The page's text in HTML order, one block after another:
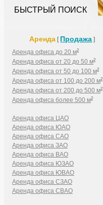
БЫСТРЫЙ ПОИСК
Аренда [ Продажа ]
Аренда офиса до 20 м2
Аренда офиса от 20 до 50 м2
Аренда офиса от 50 до 100 м2
Аренда офиса от 100 до 200 м2
Аренда офиса от 200 до 500 м2
Аренда офиса более 500 м2
Аренда офиса ЦАО
Аренда офиса ЮАО
Аренда офиса САО
Аренда офиса ЗАО
Аренда офиса ВАО
Аренда офиса ЮЗАО
Аренда офиса ЮВАО
Аренда офиса СЗАО
Аренда офиса СВАО